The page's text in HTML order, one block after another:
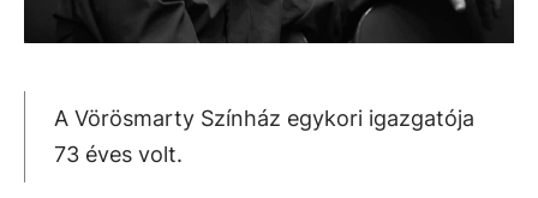
A Vörösmarty Színház egykori igazgatója
73 éves volt.